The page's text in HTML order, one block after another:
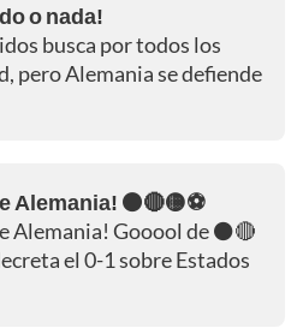
o nada!
busca por todos los
pero Alemania se defiende
Alemania! ⚫🔴🟡⚽
Alemania! Gooool de ⚫🔴
el 0-1 sobre Estados